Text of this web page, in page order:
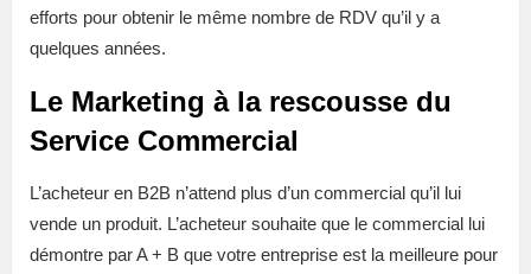
efforts pour obtenir le même nombre de RDV qu’il y a
quelques années.
Le Marketing à la rescousse du
Service Commercial
L’acheteur en B2B n’attend plus d’un commercial qu’il lui
vende un produit. L’acheteur souhaite que le commercial lui
démontre par A + B que votre entreprise est la meilleure pour